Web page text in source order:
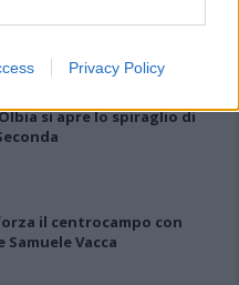
Privacy Policy
con Markic, Contucci,
Solinas, Souare e Galic
si apre lo spiraglio di
il centrocampo con
Samuele Vacca